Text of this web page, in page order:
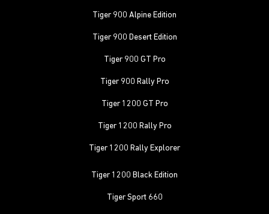
Tiger 900 Alpine Edition
Tiger 900 Desert Edition
Tiger 900 GT Pro
Tiger 900 Rally Pro
Tiger 1200 GT Pro
Tiger 1200 Rally Pro
Tiger 1200 Rally Explorer
Tiger 1200 Black Edition
Tiger Sport 660